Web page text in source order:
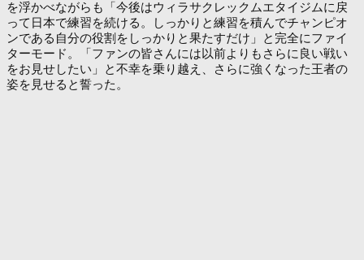
を浮かべながらも「今後はウィラサクレックムエタイジムに戻
って日本で練習を続ける。しっかりと練習を積んでチャンピオ
ンである自分の役割をしっかりと果たすだけ」と完全にファイ
ターモード。「ファンの皆さんには以前よりもさらに良い戦い
をお見せしたい」と不幸を乗り越え、さらに強くなった王者の
姿を見せると誓った。